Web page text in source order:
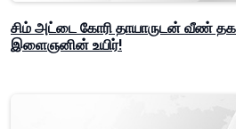
சிம் அட்டை கோரி தாயாருடன் வீண்
இளைஞனின் உயிர்!